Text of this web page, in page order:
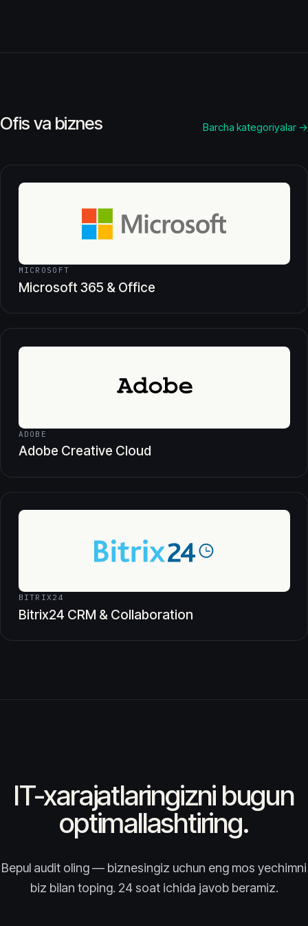
Ofis va biznes Barcha kategoriyalar →
MICROSOFT
Microsoft 365 & Office
ADOBE
Adobe Creative Cloud
BITRIX24
Bitrix24 CRM & Collaboration
IT-xarajatlaringizni bugun
optimallashtiring.
Bepul audit oling — biznesingiz uchun eng mos yechimni
biz bilan toping. 24 soat ichida javob beramiz.